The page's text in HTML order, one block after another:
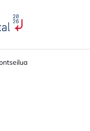
in a new tab